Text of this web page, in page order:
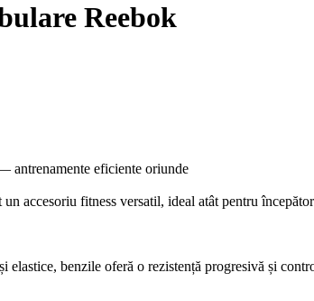
Reebok
antrenamente eficiente oriunde
accesoriu fitness versatil, ideal atât pentru
elastice, benzile oferă o rezistență progresivă și